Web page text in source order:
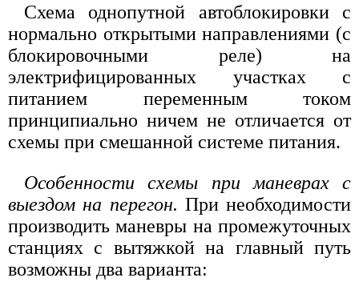
Схема однопутной автоблокировки с
нормально открытыми направлениями (с
блокировочными реле) на
электрифицированных участках с
питанием переменным током
принципиально ничем не отличается от
схемы при смешанной системе питания.
Особенности схемы при маневрах с
выездом на перегон. При необходимости
производить маневры на промежуточных
станциях с вытяжкой на главный путь
возможны два варианта: